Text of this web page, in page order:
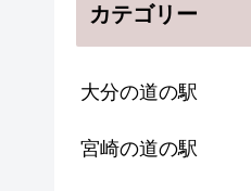
カテゴリー
大分の道の駅
宮崎の道の駅